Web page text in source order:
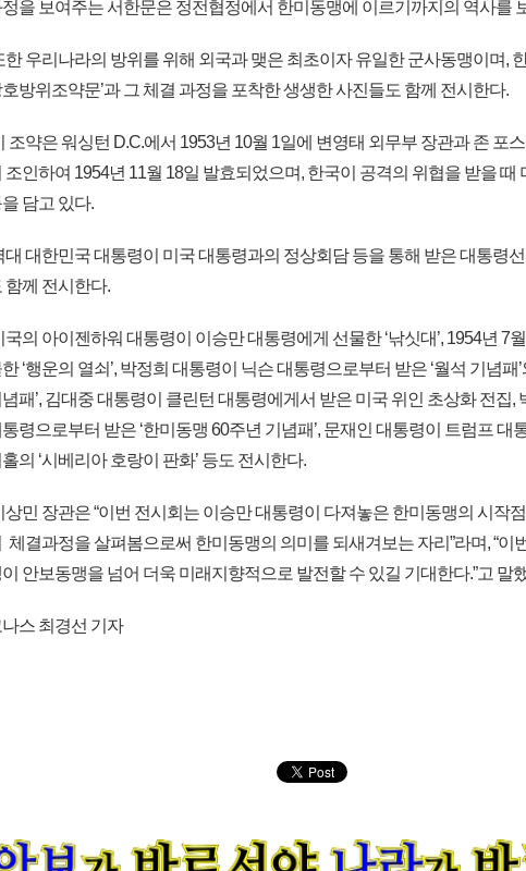
을 보여주는 서한문은 정전협정에서 한미동맹에 이르기까지의 역사를
한 우리나라의 방위를 위해 외국과 맺은 최초이자 유일한 군사동맹이며,
방위조약문’과 그 체결 과정을 포착한 생생한 사진들도 함께 전시한다.
조약은 워싱턴 D.C.에서 1953년 10월 1일에 변영태 외무부 장관과 존 포
조인하여 1954년 11월 18일 발효되었으며, 한국이 공격의 위협을 받을 때
담고 있다.
대 대한민국 대통령이 미국 대통령과의 정상회담 등을 통해 받은 대통령
함께 전시한다.
국의 아이젠하워 대통령이 이승만 대통령에게 선물한 ‘낚싯대’, 1954년 7
‘행운의 열쇠’, 박정희 대통령이 닉슨 대통령으로부터 받은 ‘월석 기념패
패’, 김대중 대통령이 클린턴 대통령에게서 받은 미국 위인 초상화 전집,
령으로부터 받은 ‘한미동맹 60주년 기념패’, 문재인 대통령이 트럼프 대
의 ‘시베리아 호랑이 판화’ 등도 전시한다.
상민 장관은 “이번 전시회는 이승만 대통령이 다져놓은 한미동맹의 시작
체결과정을 살펴봄으로써 한미동맹의 의미를 되새겨보는 자리”라며, “이
안보동맹을 넘어 더욱 미래지향적으로 발전할 수 있길 기대한다.”고 말
나스 최경선 기자